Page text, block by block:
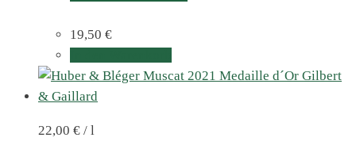
19,50 €
22,00 € / l